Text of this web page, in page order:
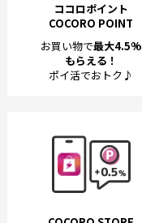
ココロポイント
COCORO POINT
お買い物で最大4.5%
もらえる！
ポイ活でおトク♪